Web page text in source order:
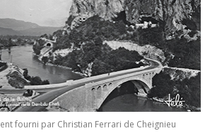
fourni par Christian Ferrari de Cheignieu